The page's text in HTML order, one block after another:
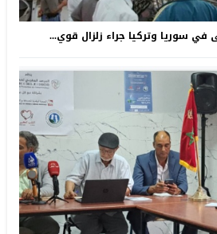
في سوريا وتركيا جراء زلزال قوي...